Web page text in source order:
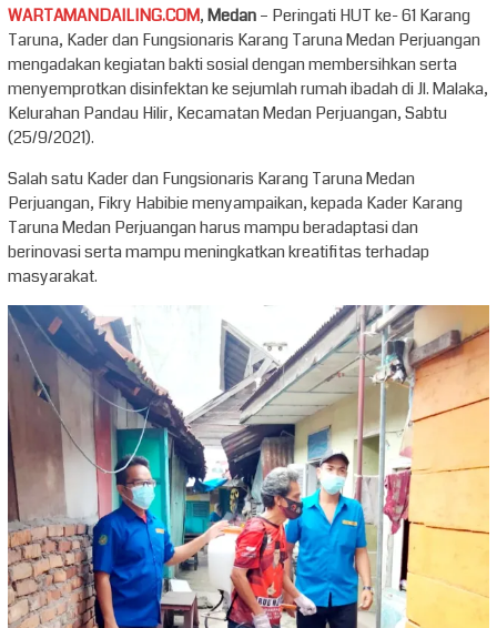
WARTAMANDAILING.COM,Medan– Peringati HUT ke- 61 Karang
Taruna, Kader dan Fungsionaris Karang Taruna Medan Perjuangan
mengadakan kegiatan bakti sosial dengan membersihkan serta
menyemprotkan disinfektan ke sejumlah rumah ibadah di Jl. Malaka,
Kelurahan Pandau Hilir, Kecamatan Medan Perjuangan, Sabtu
(25/9/2021).
Salah satu Kader dan Fungsionaris Karang Taruna Medan
Perjuangan, Fikry Habibie menyampaikan, kepada Kader Karang
Taruna Medan Perjuangan harus mampu beradaptasi dan
berinovasi serta mampu meningkatkan kreatifitas terhadap
masyarakat.